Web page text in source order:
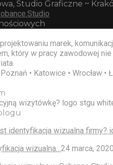
Studio Graficzne ~
marek,
który w pracy zawodowej
• Katowice • Wrocław •
wizualna…24 marca,